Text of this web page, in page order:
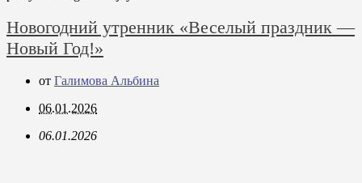
Новогодний утренник «Веселый праздник —
Новый Год!»
от Галимова Альбина
06.01.2026
06.01.2026